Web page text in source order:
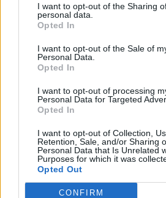
I want to opt-out of the Sharing
personal data.
Opted In
I want to opt-out of the Sale of
Personal Data.
Opted In
I want to opt-out of processing
Personal Data for Targeted
Opted In
I want to opt-out of Collection,
Retention, Sale, and/or Sharing
Personal Data that Is Unrelated
Purposes for which it was
Opted Out
CONFIRM
2015 4.1
A jó, a rossz és a halott